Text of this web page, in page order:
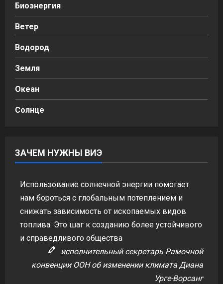
Биоэнергия
Ветер
Водород
Земля
Океан
Солнце
ЗАЧЕМ НУЖНЫ ВИЭ
Использование солнечной энергии помогает
нам бороться с глобальным потеплением и
снижать зависимость от ископаемых видов
топлива. Это шаг к созданию более устойчивого
и справедливого общества
исполнительный секретарь Рамочной
конвенции ООН об изменении климата Диана
Урге-Ворсанг